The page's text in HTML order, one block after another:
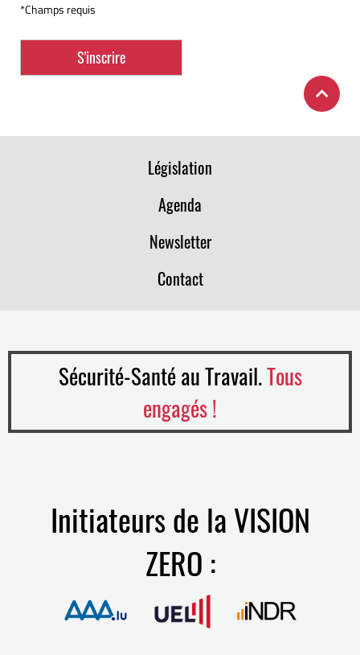
*Champs requis
Législation
Agenda
Newsletter
Contact
Sécurité-Santé au Travail.Tous
engagés !
Initiateurs de la VISION
ZERO :